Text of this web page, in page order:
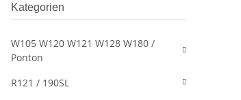
Kategorien
W105 W120 W121 W128 W180 /
Ponton
R121 / 190SL